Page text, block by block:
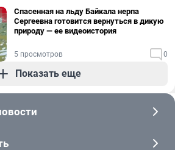
Спасенная на льду Байкала нерпа
Сергеевна готовится вернуться в дикую
природу — ее видеоистория
5 просмотров 0
Показать еще